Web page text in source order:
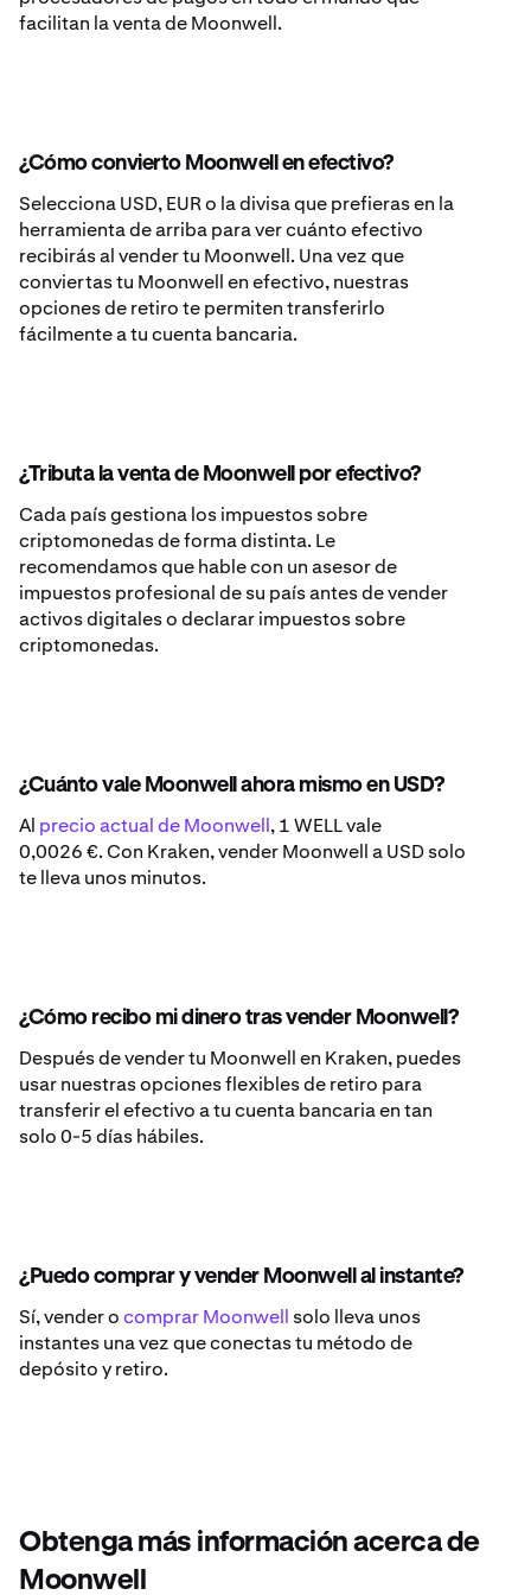
facilitan la venta de Moonwell.
¿Cómo convierto Moonwell en efectivo?
Selecciona USD, EUR o la divisa que prefieras en la
herramienta de arriba para ver cuánto efectivo
recibirás al vender tu Moonwell. Una vez que
conviertas tu Moonwell en efectivo, nuestras
opciones de retiro te permiten transferirlo
fácilmente a tu cuenta bancaria.
¿Tributa la venta de Moonwell por efectivo?
Cada país gestiona los impuestos sobre
criptomonedas de forma distinta. Le
recomendamos que hable con un asesor de
impuestos profesional de su país antes de vender
activos digitales o declarar impuestos sobre
criptomonedas.
¿Cuánto vale Moonwell ahora mismo en USD?
Al precio actual de Moonwell, 1 WELL vale
0,0026 €. Con Kraken, vender Moonwell a USD solo
te lleva unos minutos.
¿Cómo recibo mi dinero tras vender Moonwell?
Después de vender tu Moonwell en Kraken, puedes
usar nuestras opciones flexibles de retiro para
transferir el efectivo a tu cuenta bancaria en tan
solo 0-5 días hábiles.
¿Puedo comprar y vender Moonwell al instante?
Sí, vender ocomprar Moonwell solo lleva unos
instantes una vez que conectas tu método de
depósito y retiro.
Obtenga más información acerca de
Moonwell